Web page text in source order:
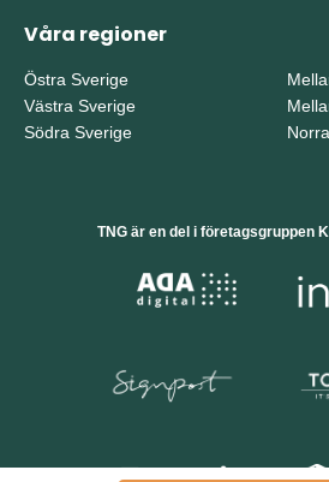
Våra regioner
Östra Sverige
Västra Sverige
Södra Sverige
TNG är en del i företagsgruppen